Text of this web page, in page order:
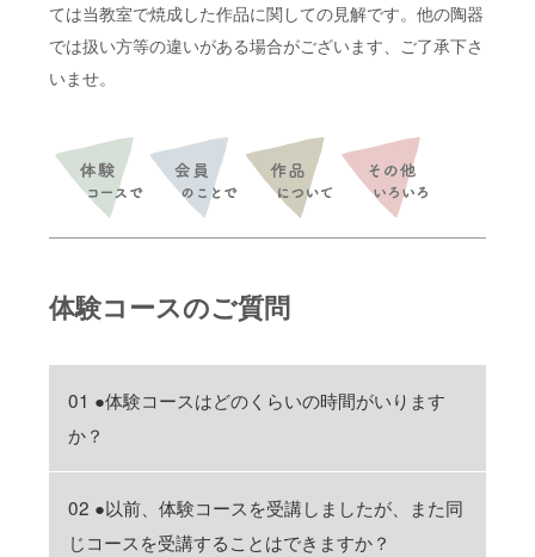
ては当教室で焼成した作品に関しての見解です。他の陶器
では扱い方等の違いがある場合がございます、ご了承下さ
いませ。
体験コースのご質問
01 ●体験コースはどのくらいの時間がいります
か？
02 ●以前、体験コースを受講しましたが、また同
じコースを受講することはできますか？